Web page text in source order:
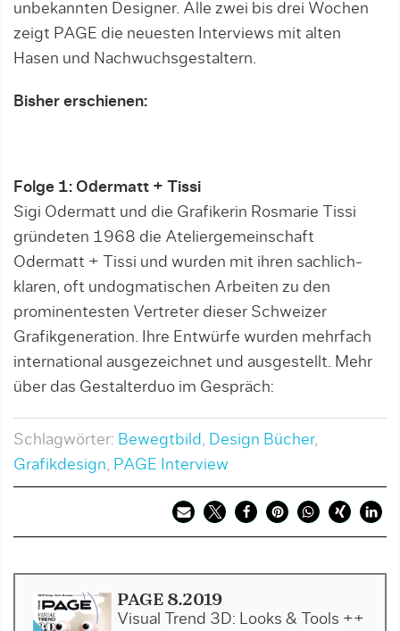
unbekannten Designer. Alle zwei bis drei Wochen
zeigt PAGE die neuesten Interviews mit alten
Hasen und Nachwuchsgestaltern.
Bisher erschienen:
Folge 1: Odermatt + Tissi
Sigi Odermatt und die Grafikerin Rosmarie Tissi
gründeten 1968 die Ateliergemeinschaft
Odermatt + Tissi und wurden mit ihren sachlich-
klaren, oft undogmatischen Arbeiten zu den
prominentesten Vertreter dieser Schweizer
Grafikgeneration. Ihre Entwürfe wurden mehrfach
international ausgezeichnet und ausgestellt. Mehr
über das Gestalterduo im Gespräch:
Schlagwörter: Bewegtbild, Design Bücher,
Grafikdesign, PAGE Interview
PAGE 8.2019
Visual Trend 3D: Looks & Tools ++